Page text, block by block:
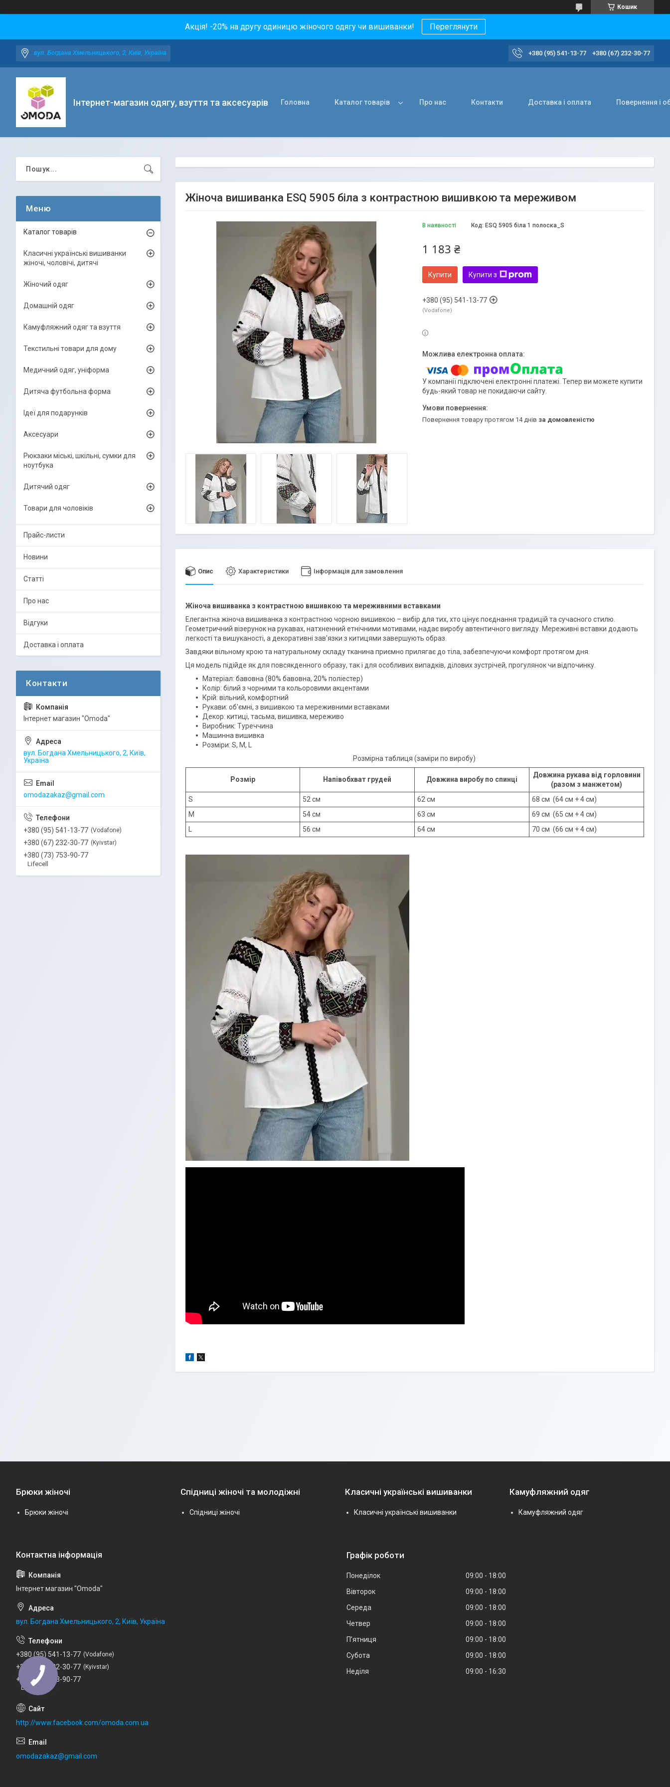
Кошик
Акція! -20% на другу одиницю жіночого одягу чи вишиванки! Переглянути
вул. Богдана Хмельницького, 2, Київ, Україна +380 (95) 541-13-77 +380 (67) 232-30-77
Інтернет-магазин одягу, взуття та аксесуарів Головна Каталог товарів Про нас Контакти Доставка і оплата Повернення і
Жіноча вишиванка ESQ 5905 біла з контрастною вишивкою та мереживом
В наявності Код: ESQ 5905 біла 1 полоска_S
1 183 ₴
Купити Купити з
+380 (95) 541-13-77
Vodafone
У компанії підключені електронні платежі. Тепер ви можете купити
будь-який товар не покидаючи сайту.
повернення товару протягом 14 днів за домовленістю
Опис Характеристики Інформація для замовлення
Жіноча вишиванка з контрастною вишивкою та мереживними вставками
Елегантна жіноча вишиванка з контрастною чорною вишивкою – вибір для тих, хто цінує поєднання традицій та сучасного стилю.
Геометричний візерунок на рукавах, натхненний етнічними мотивами, надає виробу автентичного вигляду. Мереживні вставки додають
легкості та вишуканості, а декоративні зав'язки з китицями завершують образ.
Завдяки вільному крою та натуральному складу тканина приємно прилягає до тіла, забезпечуючи комфорт протягом дня.
Ця модель підійде як для повсякденного образу, так і для особливих випадків, ділових зустрічей, прогулянок чи відпочинку.
Матеріал: бавовна (80% бавовна, 20% поліестер)
Колір: білий з чорними та кольоровими акцентами
Крій: вільний, комфортний
Рукави: об'ємні, з вишивкою та мереживними вставками
Декор: китиці, тасьма, вишивка, мереживо
Виробник: Туреччина
Машинна вишивка
Розміри: S, M, L
Розмірна таблиця (заміри по виробу)
Розмір Напівобхват грудей Довжина виробу по спинці
Довжина рукава від горловини
(разом з манжетом)
S
52 см 62 см
68 см (64 см + 4 см)
M
54 см 63 см
69 см (65 см + 4 см)
56 см 64 см 70 см (66 см + 4 см)
Каталог товарів
Класичні українські вишиванки
жіночі, чоловічі, дитячі
Жіночий одяг
Домашній одяг
Камуфляжний одяг та взуття
Текстильні товари для дому
Медичний одяг, уніформа
Дитяча футбольна форма
Ідеї для подарунків
Аксесуари
Рюкзаки міські, шкільні, сумки для
ноутбука
Дитячий одяг
Товари для чоловіків
Прайс-листи
Новини
Статті
Про нас
Відгуки
Доставка і оплата
Інтернет магазин "Omoda"
вул. Богдана Хмельницького, 2, Київ,
Україна
omodazakaz@gmail.com
+380 (95) 541-13-77 Vodafone
+380 (67) 232-30-77 Kyivstar
+380 (73) 753-90-77
Lifecell
Брюки жіночі
Брюки жіночі
Спідниці жіночі та молодіжні
Спідниці жіночі
Класичні українські вишиванки
Класичні українські вишиванки
Камуфляжний одяг
Камуфляжний одяг
Інтернет магазин "Omoda"
вул. Богдана Хмельницького, 2, Київ, Україна
+380 (95) 541-13-77 Vodafone
+380 (67) 232-30-77 Kyivstar
+380 (73) 753-90-77
Lifecell
http://www.facebook.com/omoda.com.ua
omodazakaz@gmail.com
Графік роботи
Понеділок 09:00
18:00
Вівторок
09:00
18:00
Середа
09:00
18:00
Четвер
09:00
18:00
Пʼятниця
09:00
18:00
Субота
09:00
18:00
Неділя
09:00 16:30